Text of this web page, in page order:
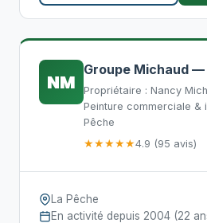
NM
Groupe Michaud
Propriétaire : Nancy
Peinture commerciale
Pêche
★★★★★4.9 (95 avis)
La Pêche
En activité depuis 2004 (22